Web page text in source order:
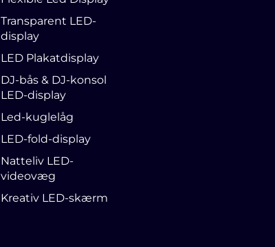
Transparent LED-
display
LED Plakatdisplay
DJ-bås & DJ-konsol
LED-display
Led-kuglelåg
LED-fold-display
Natteliv LED-
videovæg
Kreativ LED-skærm